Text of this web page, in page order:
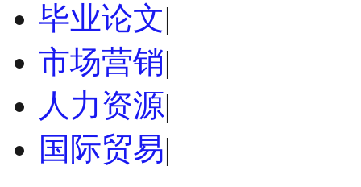
毕业论文|
市场营销|
人力资源|
国际贸易|